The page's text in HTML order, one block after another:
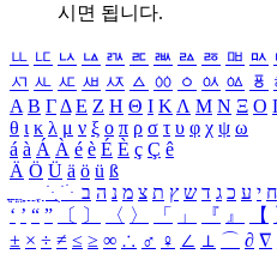
시면 됩니다.
ㅥ ㅦ ㅧ ㅨ ㅩ ㅪ ㅫ ㅬ ㅭ ㅮ ㅯ
ㅺ ㅻ ㅼ ㅽ ㅾ ㅿ ㆀ ㆁ ㆂ ㆃ ㆄ
Α Β ΓΔ Ε Ζ Η Θ Ι ΚΛ Μ Ν Ξ Ο
θ ι κ λ μ ν ξ ο π ρ σ τ υ φ χ ψ ω
á à Á À é è É È ç Ç ê
Ä Ö Ü ä ö ü ß
ִֶֹ ֻּ ׁׂ ח י ע כ ג ד ש ץ ת צ מ נ ה ב
‘ ’ “ ” 〔 〕 〈 〉 「 」 『 』 【
± × ÷ ≠ ≤ ≥ ∞ ∴ ♂ ♀ ∠ ⊥ ⌒ ∂ ∇